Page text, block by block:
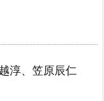
淳、笠原辰仁